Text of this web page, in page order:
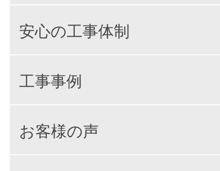
安心の工事体制
工事事例
お客様の声